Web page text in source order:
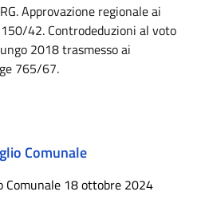
Approvazione regionale ai
42. Controdeduzioni al voto
2018 trasmesso ai
765/67.
Comunale
Comunale 18 ottobre 2024